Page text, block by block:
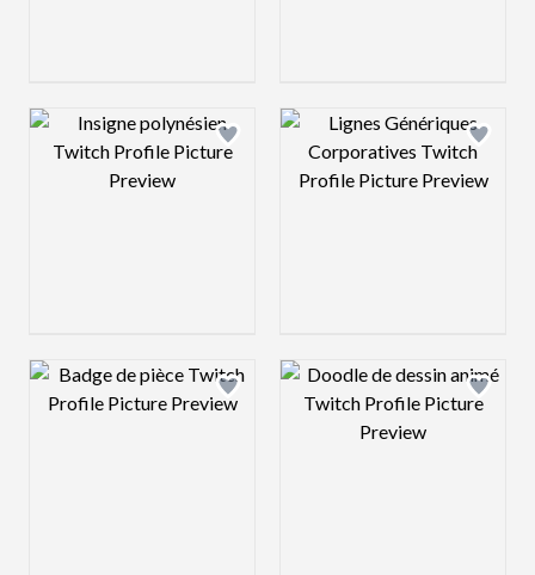
Design preview image Design preview
Design preview image Design preview